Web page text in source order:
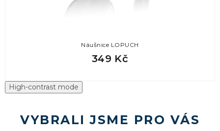
Náušnice LOPUCH
349 Kč
High-contrast mode
VYBRALI JSME PRO VÁS